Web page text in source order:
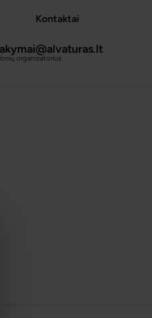
Kontaktai
organizatorius